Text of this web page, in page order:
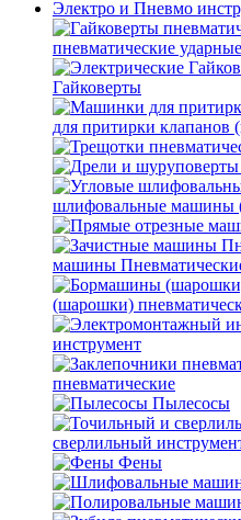
Электро и Пневмо
пневматические ударные
Гайковерты
для притирки клапанов
шлифовальные
машины
(шарошки)
инструмент
пневматические
Пылесосы
сверлильный
Фены